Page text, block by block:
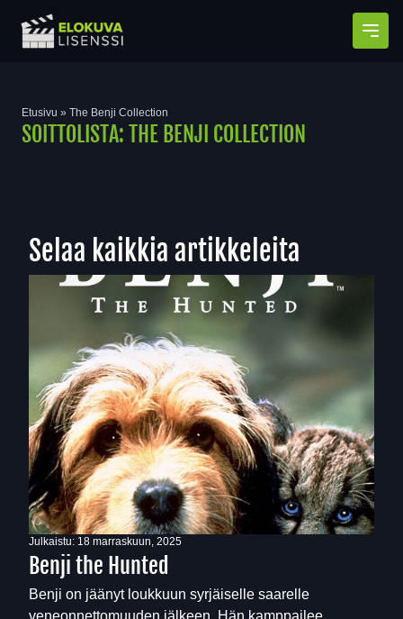
Etusivu » The Benji Collection
SOITTOLISTA: THE BENJI COLLECTION
Selaa kaikkia artikkeleita
Julkaistu: 18 marraskuun, 2025
Benji the Hunted
Benji on jäänyt loukkuun syrjäiselle saarelle
veneonnettomuuden jälkeen. Hän kamppailee